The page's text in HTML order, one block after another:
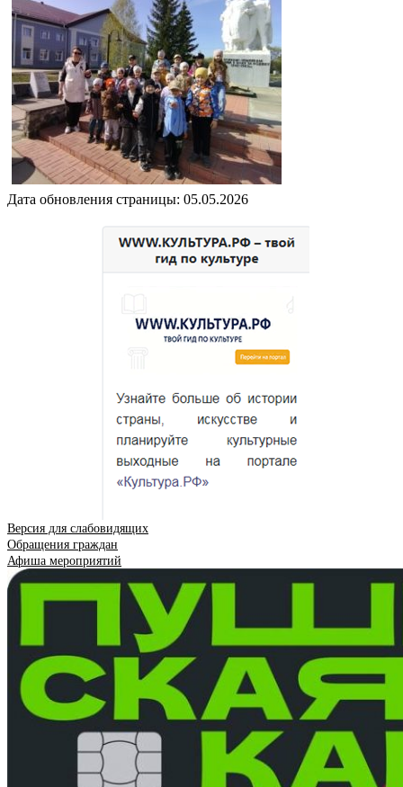
Дата обновления страницы: 05.05.2026
Версия для слабовидящих
Обращения граждан
Афиша мероприятий